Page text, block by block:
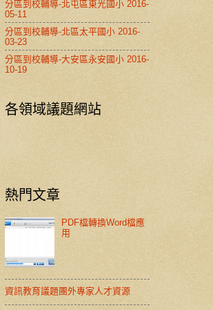
分區到校輔導-北屯區東光國小 2016-
05-11
分區到校輔導-北區太平國小 2016-
03-23
分區到校輔導-大安區永安國小 2016-
10-19
各領域議題網站
熱門文章
PDF檔轉換Word檔應
用
資訊教育議題團外專家人才資源